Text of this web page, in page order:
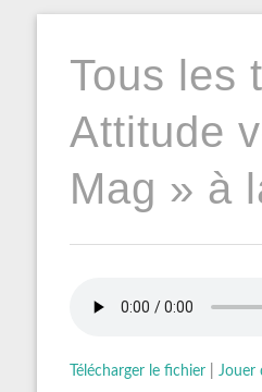
Tous les
Attitude
Mag » à
Télécharger le fichier| Jouer